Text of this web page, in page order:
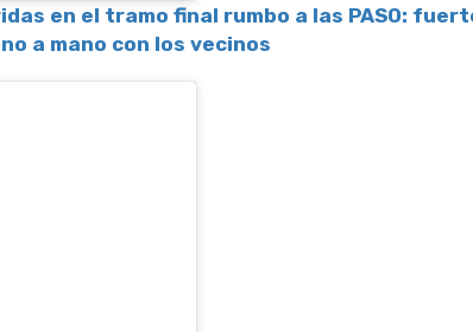
en el tramo final rumbo a las PASO:
a mano con los vecinos